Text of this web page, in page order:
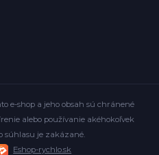
e-shop a jeho obsah sú chránené
alebo používanie akéhokoľvek
súhlasu je zakázané.
Eshop-rychlo.sk